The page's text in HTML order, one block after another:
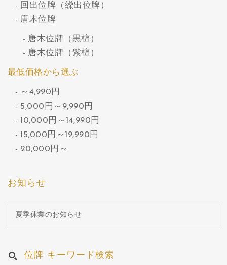
回出位牌（繰出位牌）
唐木位牌
唐木位牌（黒檀）
唐木位牌（紫檀）
最低価格から選ぶ
～4,990円
5,000円～9,990円
10,000円～14,990円
15,000円～19,990円
20,000円～
お知らせ
夏季休業のお知らせ
位牌 キーワード検索